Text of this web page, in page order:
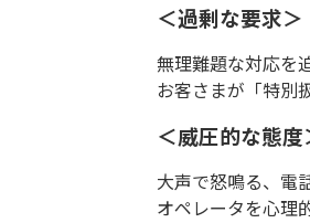
＜過剰な要求＞
無理難題な対応を
お客さまが「特別
＜威圧的な態度
大声で怒鳴る、電
オペレータを心理